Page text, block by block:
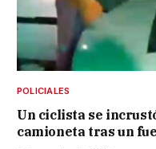
POLICIALES
Un ciclista se
camioneta tras un